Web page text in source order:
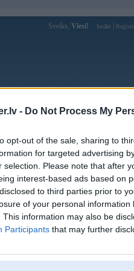
- Do Not Process My
opt-out of the sale, sharing to
for targeted advertising
selection. Please note that after
interest-based ads based on
to third parties prior to
of your personal information
This information may also be
Participants that may further
Sveiks, Viesi! Ienākt
Forums Galerijas
Lietotāja
Lietotājvārds:
Pilsēta:
Braucu ar:
Nodarbošanās:
[